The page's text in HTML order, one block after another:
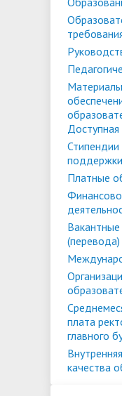
ректора,
Конкурсы
Проекты,
Условия
с ОВЗ
«АнГТУ»
Списки
Платные
(перевода)
плата
главного
качества